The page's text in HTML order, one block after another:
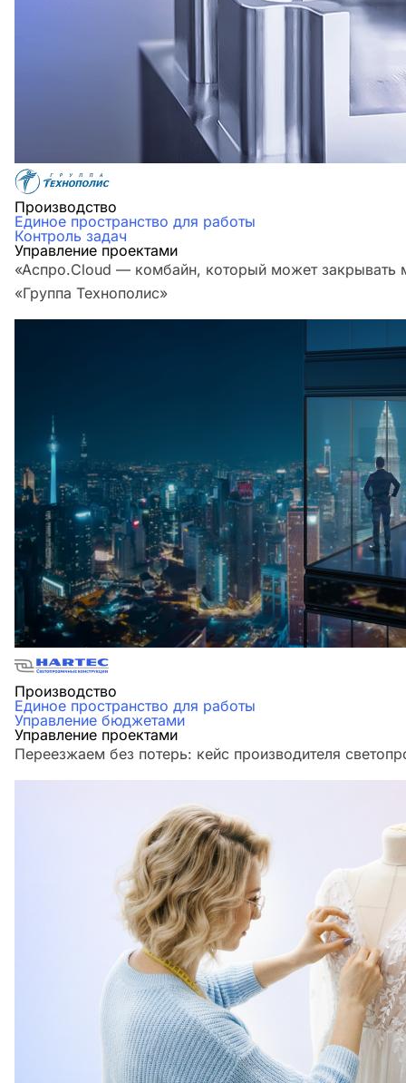
Производство
Единое пространство для работы
Контроль задач
Управление проектами
«Аспро.Cloud — комбайн, который может закрывать
«Группа Технополис»‎
Производство
Единое пространство для работы
Управление бюджетами
Управление проектами
Переезжаем без потерь: кейс производителя